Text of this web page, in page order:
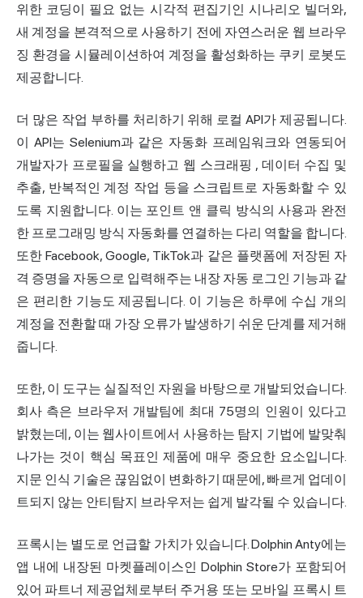
위한 코딩이 필요 없는 시각적 편집기인 시나리오 빌더와,
새 계정을 본격적으로 사용하기 전에 자연스러운 웹 브라우
징 환경을 시뮬레이션하여 계정을 활성화하는 쿠키 로봇도
제공합니다.
더 많은 작업 부하를 처리하기 위해 로컬 API가 제공됩니다.
이 API는 Selenium과 같은 자동화 프레임워크와 연동되어
개발자가 프로필을 실행하고 웹 스크래핑 , 데이터 수집 및
추출, 반복적인 계정 작업 등을 스크립트로 자동화할 수 있
도록 지원합니다. 이는 포인트 앤 클릭 방식의 사용과 완전
한 프로그래밍 방식 자동화를 연결하는 다리 역할을 합니다.
또한 Facebook, Google, TikTok과 같은 플랫폼에 저장된 자
격 증명을 자동으로 입력해주는 내장 자동 로그인 기능과 같
은 편리한 기능도 제공됩니다. 이 기능은 하루에 수십 개의
계정을 전환할 때 가장 오류가 발생하기 쉬운 단계를 제거해
줍니다.
또한, 이 도구는 실질적인 자원을 바탕으로 개발되었습니다.
회사 측은 브라우저 개발팀에 최대 75명의 인원이 있다고
밝혔는데, 이는 웹사이트에서 사용하는 탐지 기법에 발맞춰
나가는 것이 핵심 목표인 제품에 매우 중요한 요소입니다.
지문 인식 기술은 끊임없이 변화하기 때문에, 빠르게 업데이
트되지 않는 안티탐지 브라우저는 쉽게 발각될 수 있습니다.
프록시는 별도로 언급할 가치가 있습니다. Dolphin Anty에는
앱 내에 내장된 마켓플레이스인 Dolphin Store가 포함되어
있어 파트너 제공업체로부터 주거용 또는 모바일 프록시 트